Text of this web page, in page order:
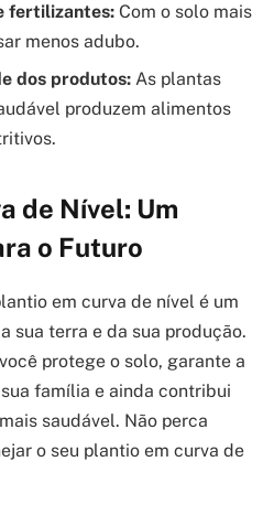
fertilizantes: Com o solo mais
menos adubo.
dos produtos: As plantas
produzem alimentos
de Nível: Um
o Futuro
em curva de nível é um
sua terra e da sua produção.
protege o solo, garante a
família e ainda contribui
saudável. Não perca
o seu plantio em curva de